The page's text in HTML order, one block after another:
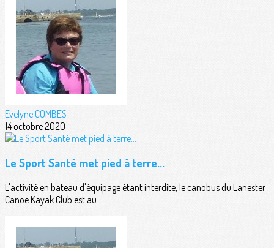
Evelyne COMBES
14 octobre 2020
Le Sport Santé met pied à terre...
L'activité en bateau d'équipage étant interdite, le canobus du Lanester
Canoë Kayak Club est au...